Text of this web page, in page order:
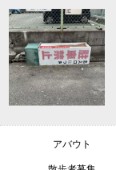
アバウト